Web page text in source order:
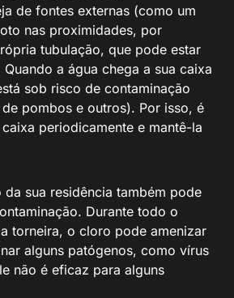
de fontes externas (como um
nas proximidades, por
tubulação, que pode estar
a água chega a sua caixa
sob risco de contaminação
pombos e outros). Por isso, é
periodicamente e mantê-la
da sua residência também pode
Durante todo o
torneira, o cloro pode amenizar
alguns patógenos, como vírus
não é eficaz para alguns